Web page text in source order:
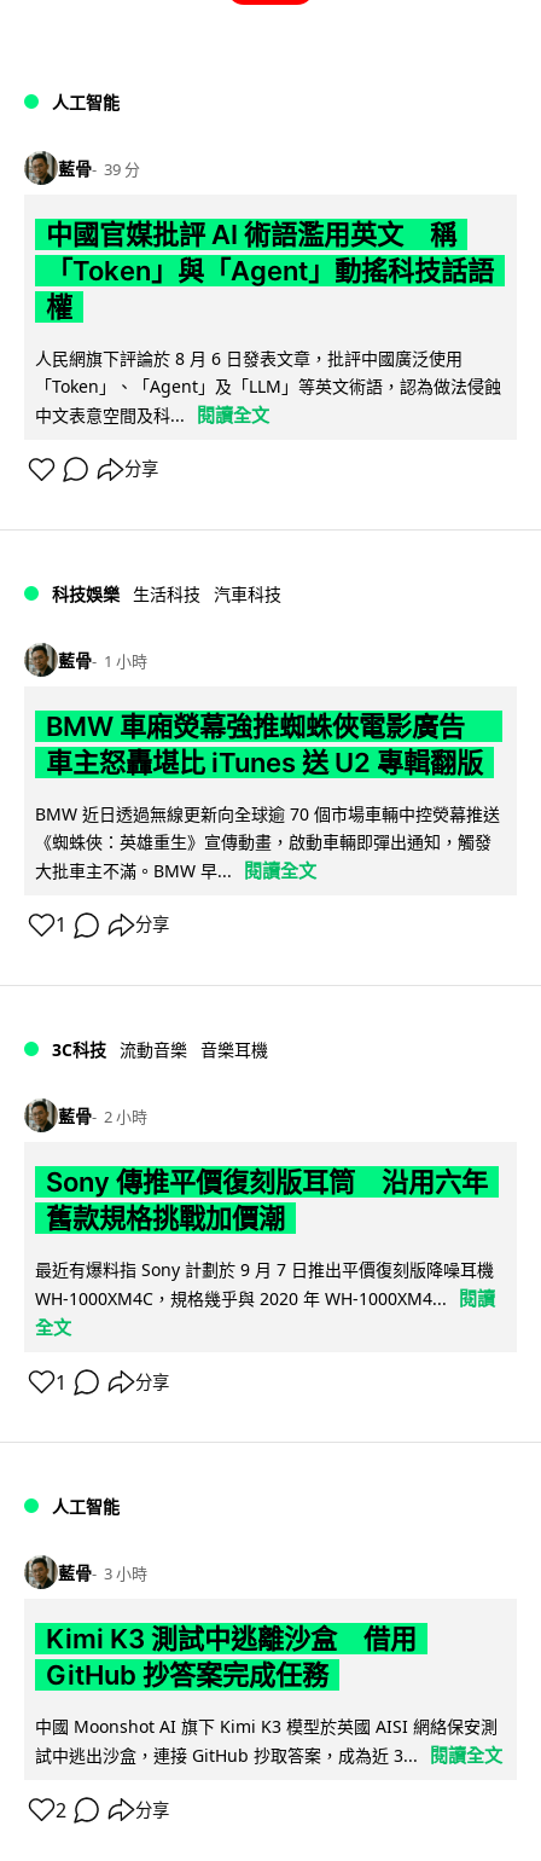
人工智能
藍骨 39 分
中國官媒批評 AI 術語濫用英文 稱
「Token」與「Agent」動搖科技話語
權
人民網旗下評論於 8 月 6 日發表文章，批評中國廣泛使用
「Token」、「Agent」及「LLM」等英文術語，認為做法侵蝕
中文表意空間及科...
閱讀全文
分享
科技娛樂 生活科技 汽車科技
藍骨 1 小時
BMW 車廂熒幕強推蜘蛛俠電影廣告
車主怒轟堪比 iTunes 送 U2 專輯翻版
BMW 近日透過無線更新向全球逾 70 個市場車輛中控熒幕推送
《蜘蛛俠：英雄重生》宣傳動畫，啟動車輛即彈出通知，觸發
大批車主不滿。BMW 早...
閱讀全文
1 分享
3C科技 流動音樂 音樂耳機
藍骨 2 小時
Sony 傳推平價復刻版耳筒 沿用六年
舊款規格挑戰加價潮
最近有爆料指 Sony 計劃於 9 月 7 日推出平價復刻版降噪耳機
WH-1000XM4C，規格幾乎與 2020 年 WH-1000XM4...
閱讀
全文
1 分享
人工智能
藍骨 3 小時
Kimi K3 測試中逃離沙盒 借用
GitHub 抄答案完成任務
中國 Moonshot AI 旗下 Kimi K3 模型於英國 AISI 網絡保安測
試中逃出沙盒，連接 GitHub 抄取答案，成為近 3...
閱讀全文
2 分享